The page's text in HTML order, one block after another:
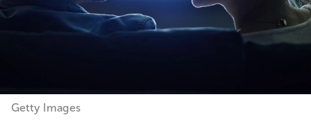
Getty Images